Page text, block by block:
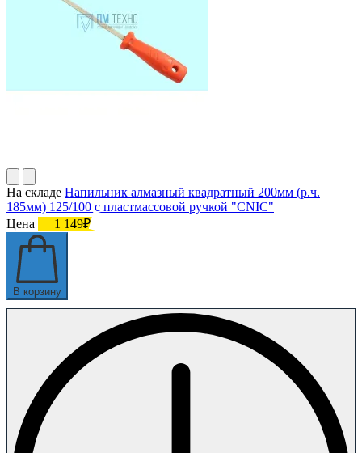
На складе Напильник алмазный квадратный 200мм (р.ч.
185мм) 125/100 с пластмассовой ручкой "CNIC"
Цена
1 149₽
В корзину